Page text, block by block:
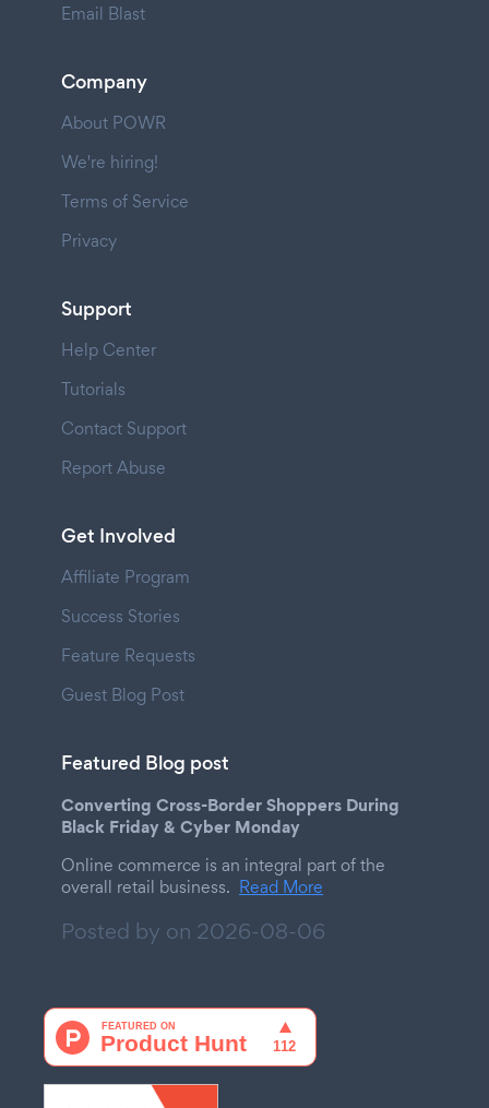
Email Blast
Company
About POWR
We're hiring!
Terms of Service
Privacy
Support
Help Center
Tutorials
Contact Support
Report Abuse
Get Involved
Affiliate Program
Success Stories
Feature Requests
Guest Blog Post
Featured Blog post
Converting Cross-Border Shoppers During
Black Friday & Cyber Monday
Online commerce is an integral part of the
overall retail business. Read More
Posted by on 2026-08-06